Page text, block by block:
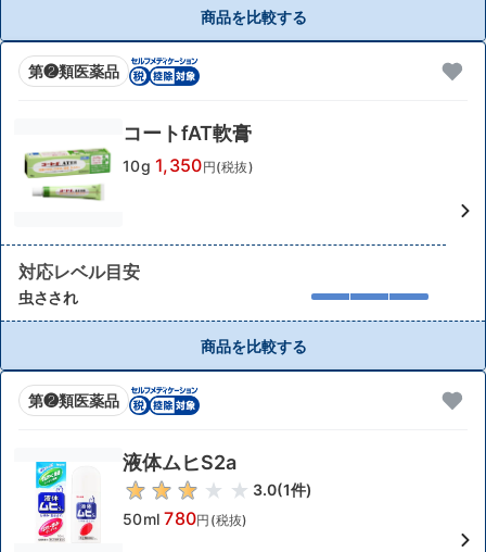
商品を比較する
第❷類医薬品
コートfAT軟膏
10g 1,350円(税抜)
対応レベル目安
虫さされ
商品を比較する
第❷類医薬品
液体ムヒS2a
3.0(1件)
50ml 780円(税抜)